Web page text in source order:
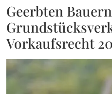
Geerbten
Vorkaufsrecht